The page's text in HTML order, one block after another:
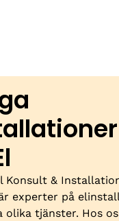
Konsult &
experter på
olika tjänster. Hos